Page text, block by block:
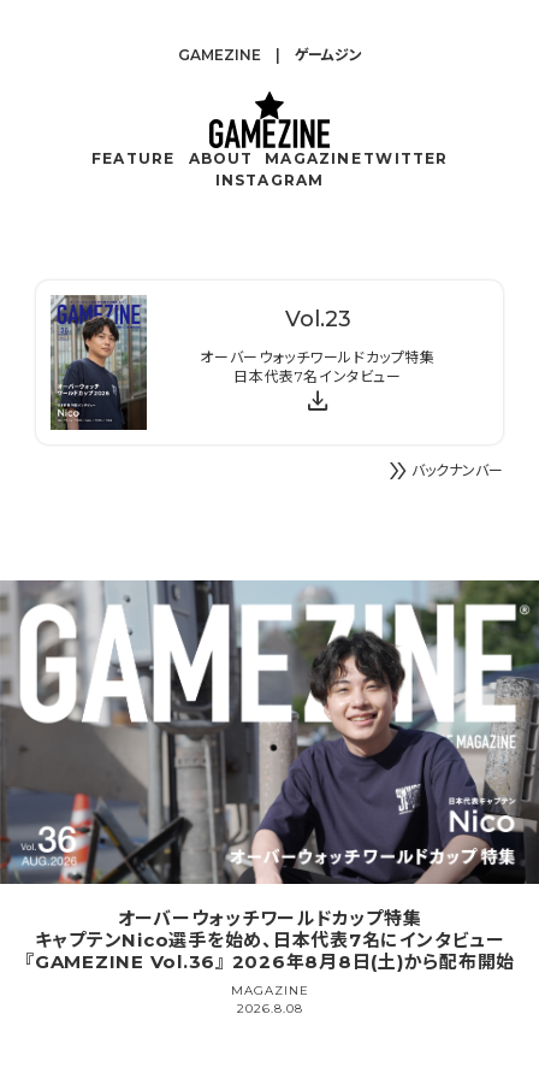
GAMEZINE | ゲームジン
FEATURE ABOUT MAGAZINE TWITTER
INSTAGRAM
Vol.23
オーバーウォッチワールドカップ特集
日本代表7名インタビュー
download
double_arrow バックナンバー
オーバーウォッチワールドカップ特集
キャプテンNico選手を始め、日本代表7名にインタビュー
『GAMEZINE Vol.36』 2026年8月8日(土)から配布開始
MAGAZINE
2026.8.08